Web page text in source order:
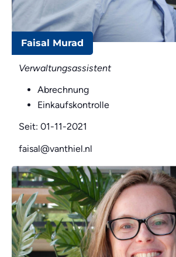
Faisal Murad
Verwaltungsassistent
Abrechnung
Einkaufskontrolle
Seit: 01-11-2021
faisal@vanthiel.nl